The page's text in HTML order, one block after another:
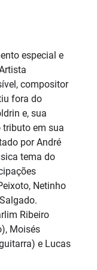
especial e
compositor
fora do
e, sua
tributo em sua
por André
tema do
Netinho
Ribeiro
Moisés
e Lucas